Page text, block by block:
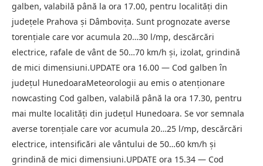
galben, valabilă până la ora 17.00, pentru localități din
județele Prahova și Dâmbovița. Sunt prognozate averse
torențiale care vor acumula 20…30 l/mp, descărcări
electrice, rafale de vânt de 50…70 km/h și, izolat, grindină
de mici dimensiuni.UPDATE ora 16.00 — Cod galben în
județul HunedoaraMeteorologii au emis o atenționare
nowcasting Cod galben, valabilă până la ora 17.30, pentru
mai multe localități din județul Hunedoara. Se vor semnala
averse torențiale care vor acumula 20…25 l/mp, descărcări
electrice, intensificări ale vântului de 50…60 km/h și
grindină de mici dimensiuni.UPDATE ora 15.34 — Cod